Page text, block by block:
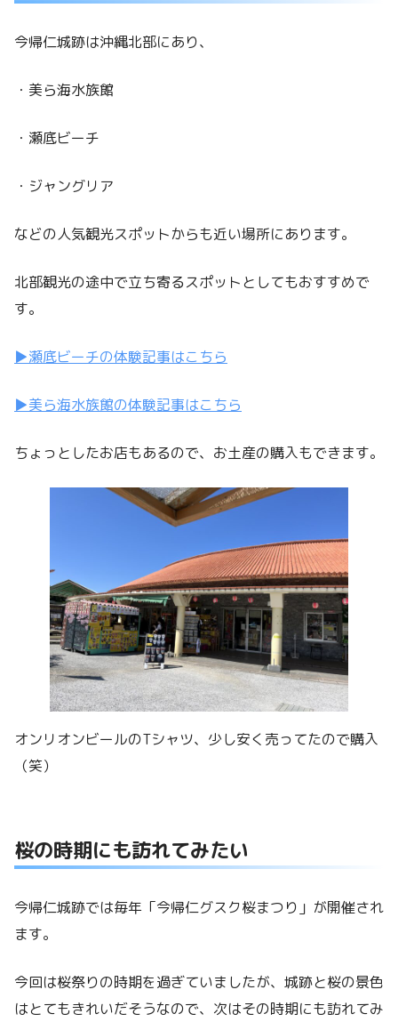
今帰仁城跡は沖縄北部にあり、
・美ら海水族館
・瀬底ビーチ
・ジャングリア
などの人気観光スポットからも近い場所にあります。
北部観光の途中で立ち寄るスポットとしてもおすすめで
す。
▶︎瀬底ビーチの体験記事はこちら
▶︎美ら海水族館の体験記事はこちら
ちょっとしたお店もあるので、お土産の購入もできます。
オンリオンビールのTシャツ、少し安く売ってたので購入
（笑）
桜の時期にも訪れてみたい
今帰仁城跡では毎年「今帰仁グスク桜まつり」が開催され
ます。
今回は桜祭りの時期を過ぎていましたが、城跡と桜の景色
はとてもきれいだそうなので、次はその時期にも訪れてみ